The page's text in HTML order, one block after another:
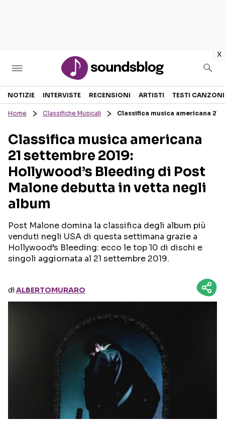
x
Sezioni
RECENSIONI MUSICALI
INTERVISTE
GOSSIP E CURIOSITÀ
TESTI CANZONI
TOUR ED EVENTI
TALENT SHOW
Seguici sui social
NOTIZIE INTERVISTE RECENSIONI ARTISTI TESTI CANZONI
Home Classifiche Musicali Classifica musica americana 21
Classifica musica americana
21 settembre 2019:
Hollywood’s Bleeding di Post
Malone debutta in vetta negli
album
Post Malone domina la classifica degli album più
venduti negli USA di questa settimana grazie a
Hollywood’s Bleeding: ecco le top 10 di dischi e
singoli aggiornata al 21 settembre 2019.
diALBERTOMURARO